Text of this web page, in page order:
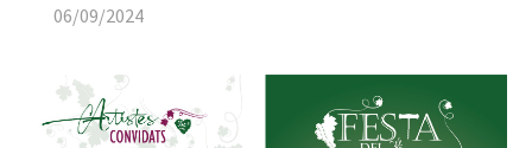
06/09/2024